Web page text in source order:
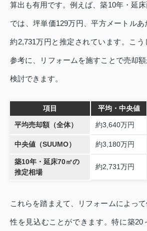
算出も有用です。例えば、築10年・延
では、坪単価129万円、平方メートル
約2,731万円と推定されています。こ
参考に、リフォームを施すことで売却
検討できます。
項目 平均・中央値
平均売却額（全体） 約3,640万円
中央値（SUUMO） 約3,180万円
築10年・延床70㎡の
推定相場
約2,731万円
これらを踏まえて、リフォームによっ
性を見込むことができます。特に築20